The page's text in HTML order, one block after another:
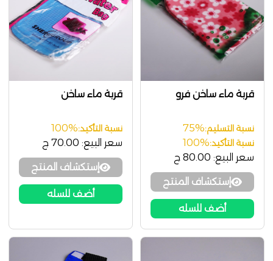
قربة ماء ساخن فرو
نسبة التسليم:75%
نسبة التأكيد:100%
سعر البيع: 80.00 ج
إستكشاف المنتج
أضف للسله
قربة ماء ساخن
نسبة التأكيد:100%
سعر البيع: 70.00 ج
إستكشاف المنتج
أضف للسله